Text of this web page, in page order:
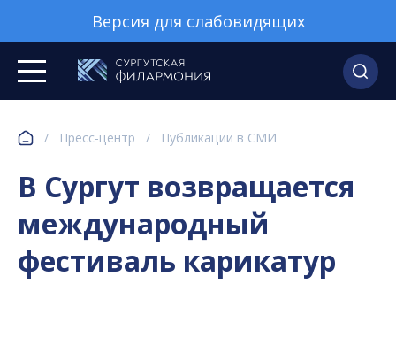
Версия для слабовидящих
/ Пресс-центр / Публикации в СМИ
В Сургут возвращается
международный
фестиваль карикатур